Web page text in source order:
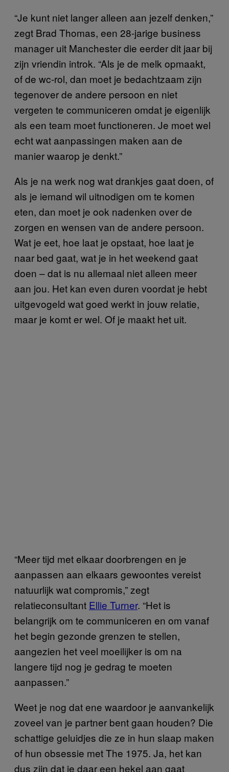
“Je kunt niet langer alleen aan jezelf denken,”
zegt Brad Thomas, een 28-jarige business
manager uit Manchester die eerder dit jaar bij
zijn vriendin introk. “Als je de melk opmaakt,
of de wc-rol, dan moet je bedachtzaam zijn
tegenover de andere persoon en niet
vergeten te communiceren omdat je eigenlijk
als een team moet functioneren. Je moet wel
echt wat aanpassingen maken aan de
manier waarop je denkt.”
Als je na werk nog wat drankjes gaat doen, of
als je iemand wil uitnodigen om te komen
eten, dan moet je ook nadenken over de
zorgen en wensen van de andere persoon.
Wat je eet, hoe laat je opstaat, hoe laat je
naar bed gaat, wat je in het weekend gaat
doen – dat is nu allemaal niet alleen meer
aan jou. Het kan even duren voordat je hebt
uitgevogeld wat goed werkt in jouw relatie,
maar je komt er wel. Of je maakt het uit.
“Meer tijd met elkaar doorbrengen en je
aanpassen aan elkaars gewoontes vereist
natuurlijk wat compromis,” zegt
relatieconsultant Ellie Turner. “Het is
belangrijk om te communiceren en om vanaf
het begin gezonde grenzen te stellen,
aangezien het veel moeilijker is om na
langere tijd nog je gedrag te moeten
aanpassen.”
Weet je nog dat ene waardoor je aanvankelijk
zoveel van je partner bent gaan houden? Die
schattige geluidjes die ze in hun slaap maken
of hun obsessie met The 1975. Ja, het kan
dus zijn dat je daar een hekel aan gaat